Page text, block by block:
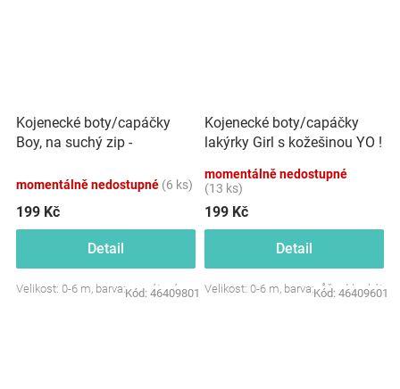
Kojenecké boty/capáčky
Boy, na suchý zip -
momentálně nedostupné (6 ks)
199 Kč
Detail
Velikost: 0-6 m, barva: granátová
Kód: 46409801
Kojenecké boty/capáčky
lakýrky Girl s kožešinou YO !
momentálně nedostupné
(13 ks)
199 Kč
Detail
Velikost: 0-6 m, barva: růžový brokát
Kód: 46409601